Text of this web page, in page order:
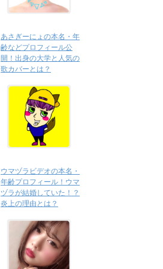
あさぎーにょの本名・年
齢などプロフィール公
開！出身の大学と人気の
歌カバーとは？
ウマヅラビデオの本名・
年齢プロフィール！ウマ
ヅラが結婚していた！？
炎上の理由とは？